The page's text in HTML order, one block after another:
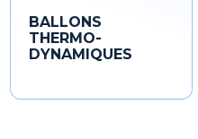
BALLONS
THERMO-
DYNAMIQUES